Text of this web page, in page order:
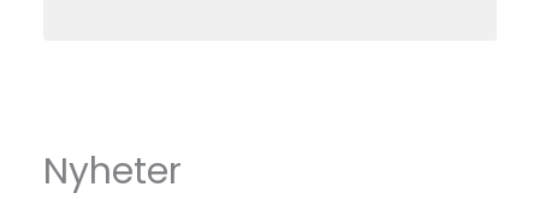
Nyheter